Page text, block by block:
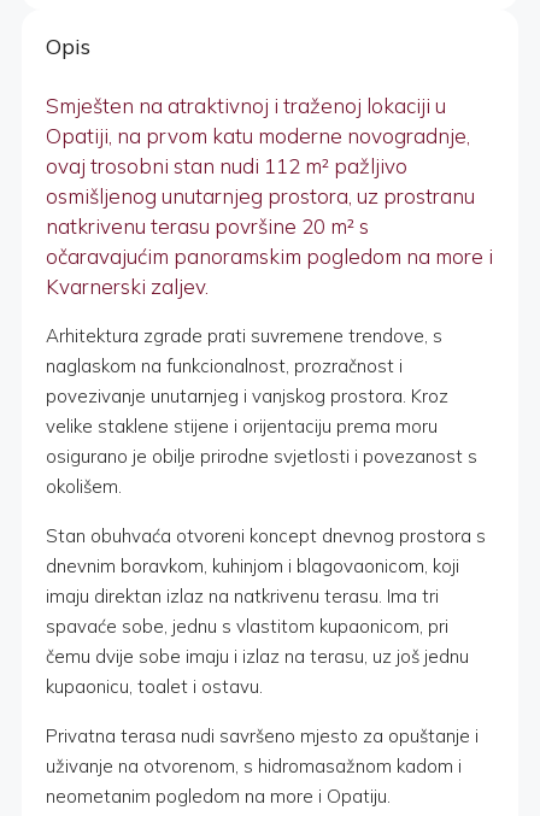
Opis
Smješten na atraktivnoj i traženoj lokaciji u
Opatiji, na prvom katu moderne novogradnje,
ovaj trosobni stan nudi 112 m² pažljivo
osmišljenog unutarnjeg prostora, uz prostranu
natkrivenu terasu površine 20 m² s
očaravajućim panoramskim pogledom na more i
Kvarnerski zaljev.
Arhitektura zgrade prati suvremene trendove, s
naglaskom na funkcionalnost, prozračnost i
povezivanje unutarnjeg i vanjskog prostora. Kroz
velike staklene stijene i orijentaciju prema moru
osigurano je obilje prirodne svjetlosti i povezanost s
okolišem.
Stan obuhvaća otvoreni koncept dnevnog prostora s
dnevnim boravkom, kuhinjom i blagovaonicom, koji
imaju direktan izlaz na natkrivenu terasu. Ima tri
spavaće sobe, jednu s vlastitom kupaonicom, pri
čemu dvije sobe imaju i izlaz na terasu, uz još jednu
kupaonicu, toalet i ostavu.
Privatna terasa nudi savršeno mjesto za opuštanje i
uživanje na otvorenom, s hidromasažnom kadom i
neometanim pogledom na more i Opatiju.